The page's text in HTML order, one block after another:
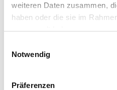
weiteren Daten zusammen,
haben oder die sie im
gesammelt haben.
Notwendig
Präferenzen
Jetzt prüfen und Markt
Menge